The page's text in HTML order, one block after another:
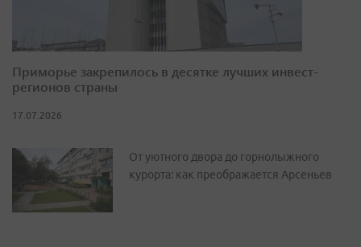
Приморье закрепилось в десятке лучших инвест-
регионов страны
17.07.2026
От уютного двора до горнолыжного
курорта: как преображается Арсеньев